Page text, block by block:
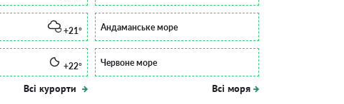
+21°
+22°
Всі курорти
Андаманське море
Червоне море
Всі моря